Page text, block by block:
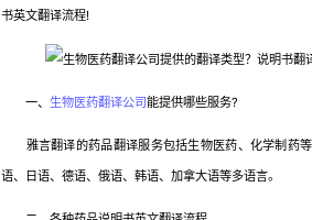
书英文翻译流程!
一、 生物医药翻译公司能提供哪些服务?
雅言翻译的药品翻译服务包括生物医药、化学制药等
语、日语、德语、俄语、韩语、加拿大语等多语言。